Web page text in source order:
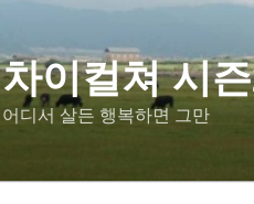
차이컬쳐 시
어디서 살든 행복하면 그만